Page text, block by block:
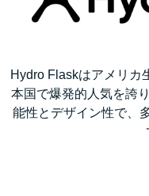
Hydro Flaskはアメリカ
本国で爆発的人気を誇
能性とデザイン性で、